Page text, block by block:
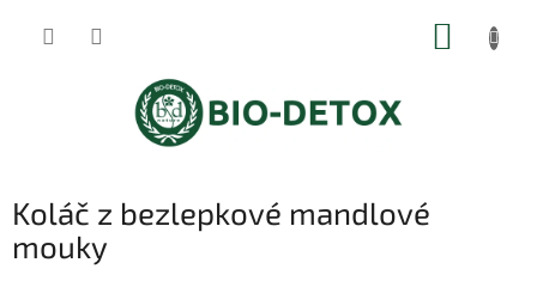
Koláč z bezlepkové mandlové
mouky